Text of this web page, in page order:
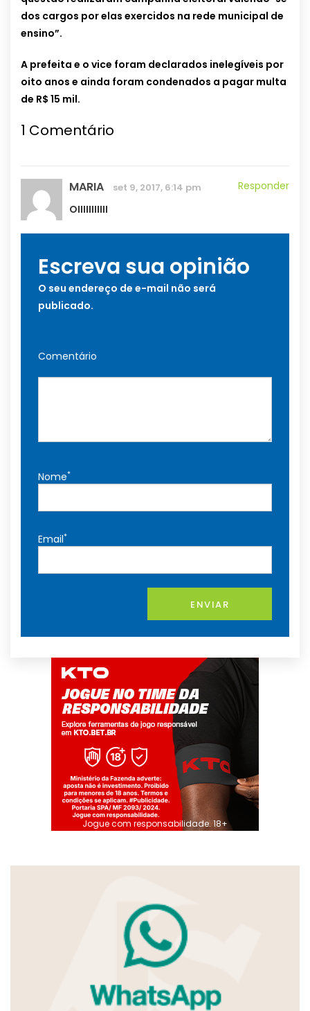
dos cargos por elas exercidos na rede municipal de
ensino”.
A prefeita e o vice foram declarados inelegíveis por
oito anos e ainda foram condenados a pagar multa
de R$ 15 mil.
1 Comentário
MARIA set 9, 2017, 6:14 pm
Responder
OIIIIIIIIIII
Escreva sua opinião
O seu endereço de e-mail não será
publicado.
Comentário
Nome*
Email*
ENVIAR
Jogue com responsabilidade. 18+